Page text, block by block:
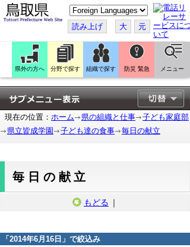
こ
の
ペ
ー
ジ
翻
訳
す
る
読み上げ 大 元
県外の方へ 分野で探す 組織で探す 防災 緊急 メニュー
現在の位置： ホーム 県の組織と仕事
子ども家庭部
県立皆成学園
子ども達の食事 毎日の献立
毎日の献立
もどる ｜
「 2014年6月16日 」で絞込み